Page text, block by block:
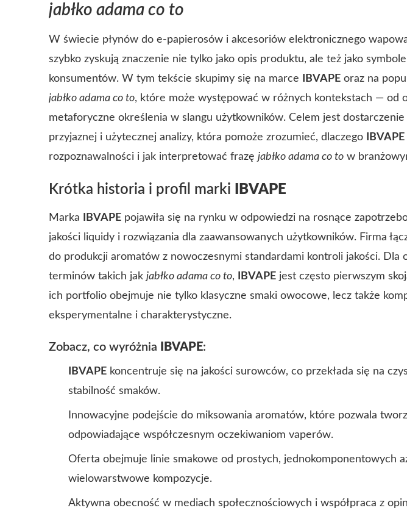
jabłko adama co to
W świecie płynów do e-papierosów i akcesoriów elektronicznego
szybko zyskują znaczenie nie tylko jako opis produktu, ale też jako
konsumentów. W tym tekście skupimy się na marce
IBVAPE oraz na
jabłko adama co to, które może występować w różnych kontekstach — od
metaforyczne określenia w slangu użytkowników. Celem jest dostarczenie
przyjaznej i użytecznej analizy, która pomoże zrozumieć, dlaczego
IBVAPE
rozpoznawalności i jak interpretować frazę jabłko adama co to w
Krótka historia i profil marki IBVAPE
Marka IBVAPE pojawiła się na rynku w odpowiedzi na rosnące
jakości liquidy i rozwiązania dla zaawansowanych użytkowników. Firma
do produkcji aromatów z nowoczesnymi standardami kontroli jakości. Dla
terminów takich jak jabłko adama co to, IBVAPE jest często pierwszym
ich portfolio obejmuje nie tylko klasyczne smaki owocowe, lecz także
eksperymentalne i charakterystyczne.
Zobacz, co wyróżnia IBVAPE:
IBVAPE koncentruje się na jakości surowców, co przekłada się na
stabilność smaków.
Innowacyjne podejście do miksowania aromatów, które pozwala
odpowiadające współczesnym oczekiwaniom vaperów.
Oferta obejmuje linie smakowe od prostych, jednokomponentowych
wielowarstwowe kompozycje.
Aktywna obecność w mediach społecznościowych i współpraca z